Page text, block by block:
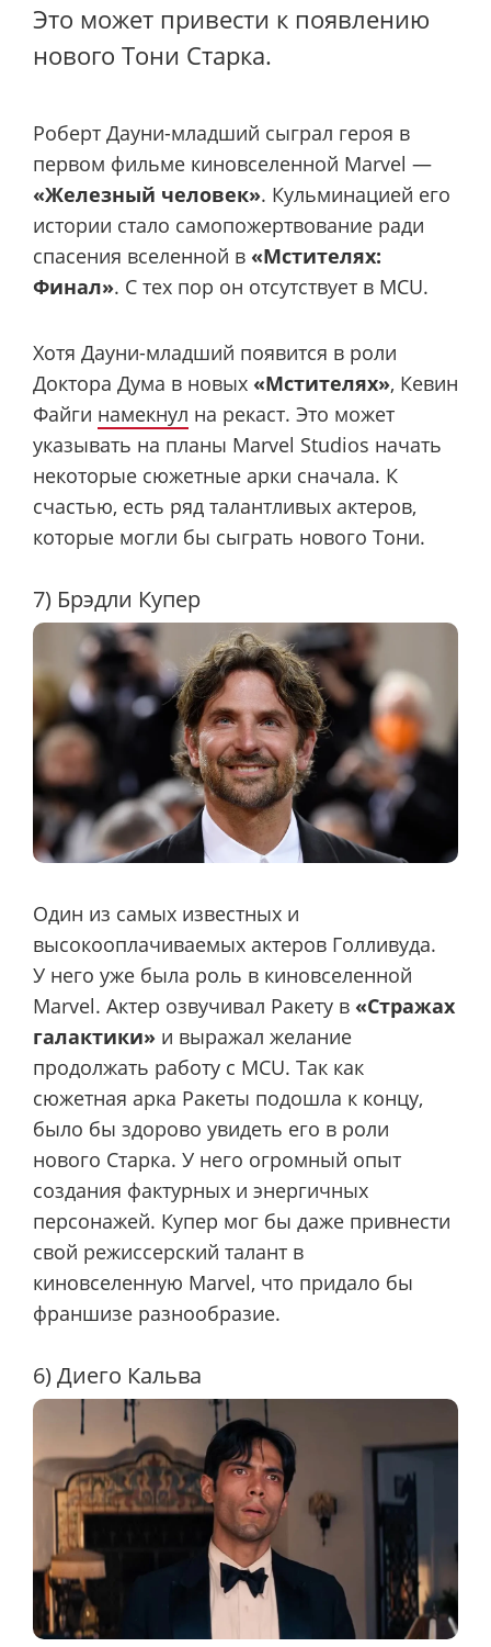
Это может привести к появлению
нового Тони Старка.
Роберт Дауни-младший сыграл героя в
первом фильме киновселенной Marvel —
«Железный человек». Кульминацией его
истории стало самопожертвование ради
спасения вселенной в «Мстителях:
Финал». С тех пор он отсутствует в MCU.
Хотя Дауни-младший появится в роли
Доктора Дума в новых «Мстителях», Кевин
Файги намекнул на рекаст. Это может
указывать на планы Marvel Studios начать
некоторые сюжетные арки сначала. К
счастью, есть ряд талантливых актеров,
которые могли бы сыграть нового Тони.
7) Брэдли Купер
Один из самых известных и
высокооплачиваемых актеров Голливуда.
У него уже была роль в киновселенной
Marvel. Актер озвучивал Ракету в «Стражах
галактики» и выражал желание
продолжать работу с MCU. Так как
сюжетная арка Ракеты подошла к концу,
было бы здорово увидеть его в роли
нового Старка. У него огромный опыт
создания фактурных и энергичных
персонажей. Купер мог бы даже привнести
свой режиссерский талант в
киновселенную Marvel, что придало бы
франшизе разнообразие.
6) Диего Кальва